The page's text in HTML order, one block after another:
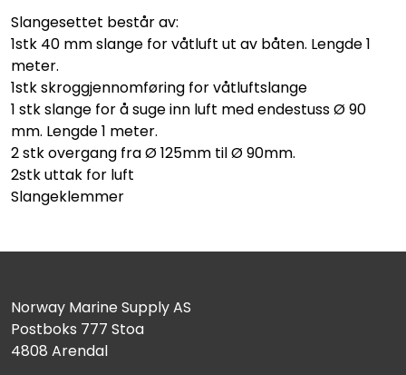
Slangesettet består av:
1stk 40 mm slange for våtluft ut av båten. Lengde 1
meter.
1stk skroggjennomføring for våtluftslange
1 stk slange for å suge inn luft med endestuss Ø 90
mm. Lengde 1 meter.
2 stk overgang fra Ø 125mm til Ø 90mm.
2stk uttak for luft
Slangeklemmer
Norway Marine Supply AS
Postboks 777 Stoa
4808 Arendal